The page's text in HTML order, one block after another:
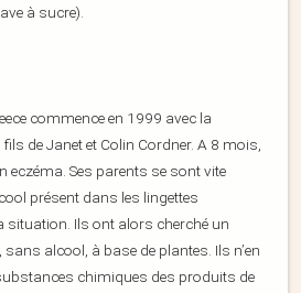
à sucre).
commence en 1999 avec la
de Janet et Colin Cordner. A 8 mois,
eczéma. Ses parents se sont vite
présent dans les lingettes
Ils ont alors cherché un
alcool, à base de plantes. Ils n’en
chimiques des produits de